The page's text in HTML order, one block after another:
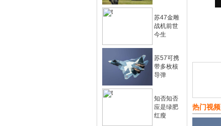
苏47金雕
战机前世
今生
苏57可携
带多枚核
导弹
知否知否
应是绿肥
红瘦
热门视频